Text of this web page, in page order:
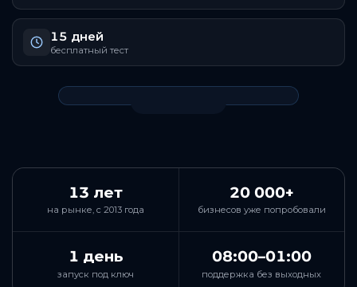
15 дней
бесплатный тест
Смотреть со звуком
13 лет
на рынке, с 2013 года
20 000+
бизнесов уже попробовали
1 день
запуск под ключ
08:00–01:00
поддержка без выходных